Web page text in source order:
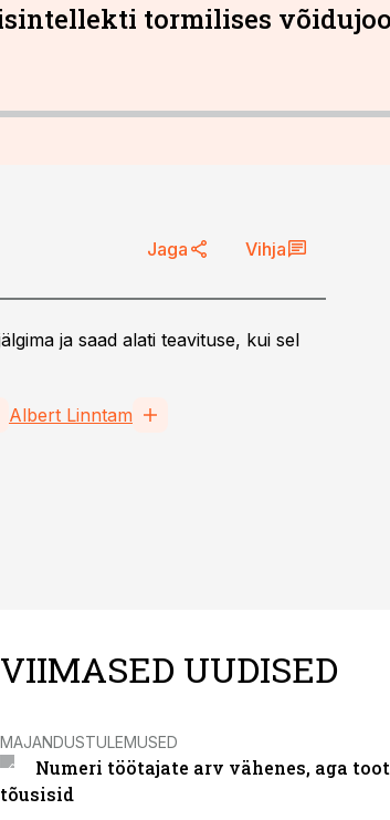
tormilises
Jaga Vihja
ja saad alati teavituse, kui sel
Albert Linntam
VIIMASED UUDISED
MAJANDUSTULEMUSED
Numeri töötajate arv vähenes, aga
tõusisid